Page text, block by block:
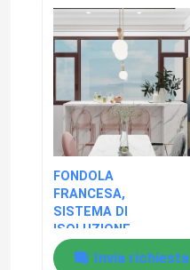
FONDOLA
FRANCESA,
SISTEMA DI
ISOLUZIONE
TERMICA FONDOLA,
SISTEMA DIInvia richiesta